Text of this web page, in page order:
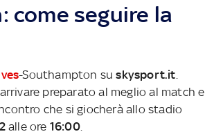
come seguire la
-Southampton suskysport.it
preparato al meglio al match e
che si giocherà allo stadio
alle ore 16:00.